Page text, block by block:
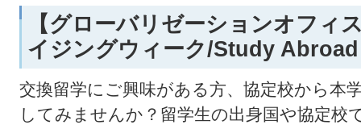
【グローバリゼーションオフィ
イジングウィーク/Study
交換留学にご興味がある方、協定校から本
してみませんか？留学生の出身国や協定校